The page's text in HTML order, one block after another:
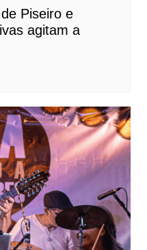
Piseiro e
agitam a